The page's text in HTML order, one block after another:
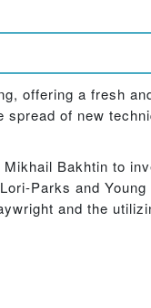
offering a fresh
of new
Bakhtin to
Parks and
and the